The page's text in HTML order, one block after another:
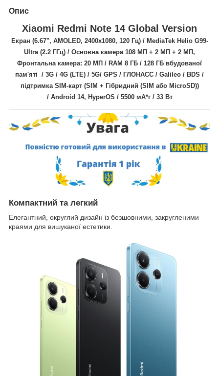
Опис
Xiaomi Redmi Note 14 Global Version
Екран (6.67", AMOLED, 2400x1080, 120 Гц) / MediaTek Helio G99-
Ultra (2.2 ГГц) / Основна камера 108 МП + 2 МП + 2 МП ,
Фронтальна камера: 20 МП / RAM 8 ГБ / 128 ГБ вбудованої
пам'яті / 3G / 4G (LTE) / 5G/ GPS / ГЛОНАСС / Galileo / BDS /
підтримка SIM-карт (SIM + Гібридний (SIM або MicroSD))
/ Android 14, HyperOS / 5500 мА*г / 33 Вт
Компактний та легкий
Елегантний, округлий дизайн із безшовними, закругленими
краями для вишуканої естетики.